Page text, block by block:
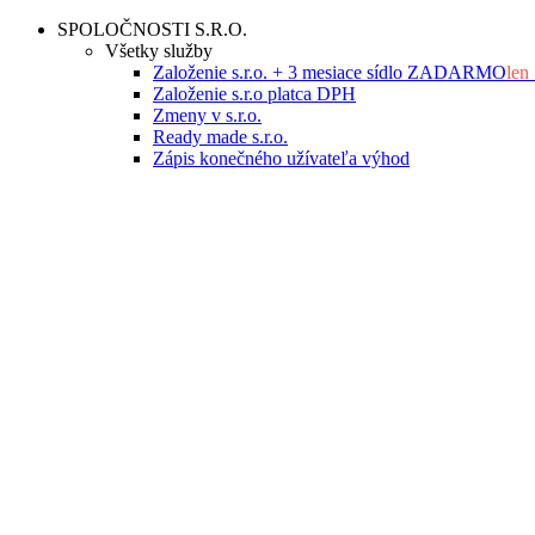
Skip
SPOLOČNOSTI S.R.O.
Všetky služby
Založenie s.r.o. + 3 mesiace sídlo ZADARMOlen
Založenie s.r.o platca DPH
Zmeny v s.r.o.
Ready made s.r.o.
Zápis konečného užívateľa výhod